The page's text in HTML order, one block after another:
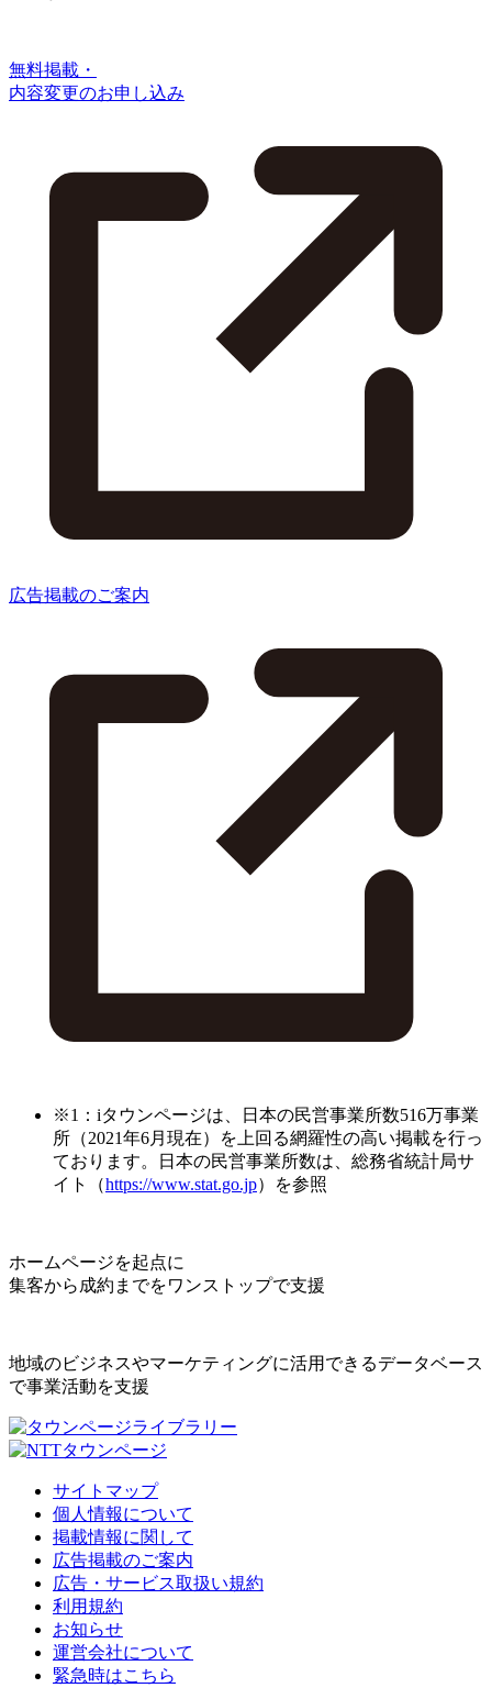
無料掲載・
内容変更のお申し込み
広告掲載のご案内
※1：iタウンページは、日本の民営事業所数516万事業
所（2021年6月現在）を上回る網羅性の高い掲載を行っ
ております。日本の民営事業所数は、総務省統計局サ
イト（https://www.stat.go.jp）を参照
ホームページを起点に
集客から成約までをワンストップで支援
地域のビジネスやマーケティングに活用できるデータベース
で事業活動を支援
サイトマップ
個人情報について
掲載情報に関して
広告掲載のご案内
広告・サービス取扱い規約
利用規約
お知らせ
運営会社について
緊急時はこちら